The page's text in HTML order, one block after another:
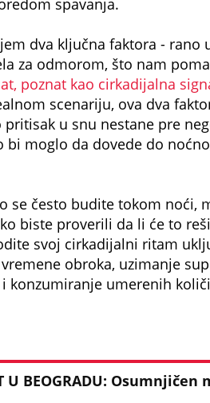
dva ključna faktora - rano
za odmorom, što nam
poznat kao cirkadijalna
scenariju, ova dva
u snu nestane pre
moglo da dovede do
se često budite tokom noći,
biste proverili da li će to
svoj cirkadijalni ritam
obroka, uzimanje
konzumiranje umerenih
U BEOGRADU: